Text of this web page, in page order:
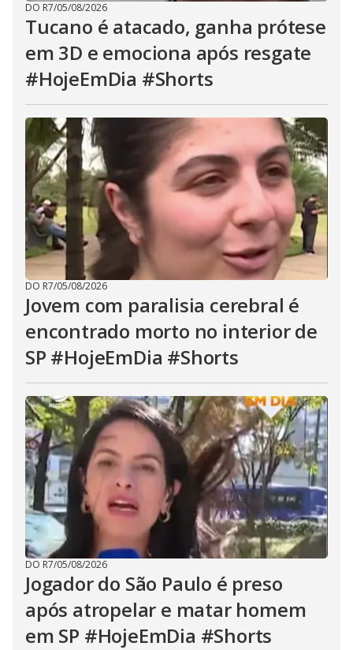
DO R7/05/08/2026
Tucano é atacado, ganha prótese
em 3D e emociona após resgate
#HojeEmDia #Shorts
DO R7/05/08/2026
Jovem com paralisia cerebral é
encontrado morto no interior de
SP #HojeEmDia #Shorts
DO R7/05/08/2026
Jogador do São Paulo é preso
após atropelar e matar homem
em SP #HojeEmDia #Shorts